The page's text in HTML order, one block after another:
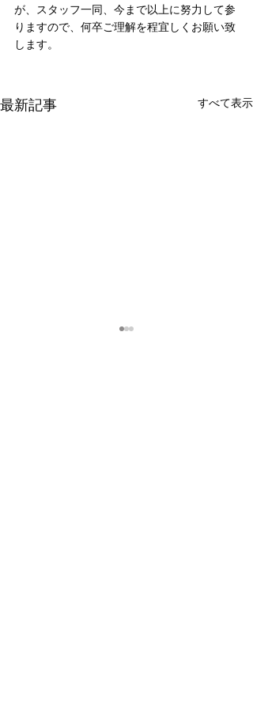
が、スタッフ一同、今まで以上に努力して参
りますので、何卒ご理解を程宜しくお願い致
します。
最新記事 すべて表示